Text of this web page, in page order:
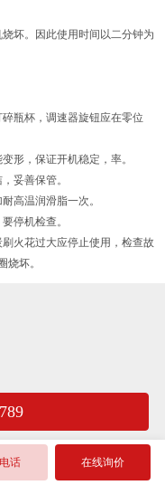
坏。因此使用时间以二分钟为
瓶杯，调速器旋钮应在零位
，保证开机稳定，率。
妥善保管。
高温润滑脂一次。
停机检查。
火花过大应停止使用，检查故
烧坏。
话 在线询价